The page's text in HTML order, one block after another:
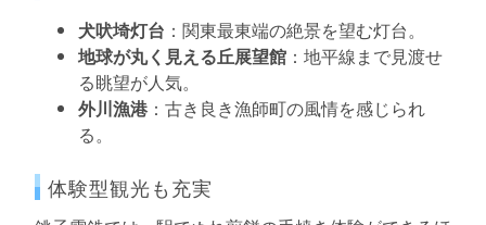
犬吠埼灯台 ：関東最東端の絶景を望む灯台。
地球が丸く見える丘展望館 ：地平線まで見渡せ
る眺望が人気。
外川漁港：古き良き漁師町の風情を感じられ
る。
体験型観光も充実